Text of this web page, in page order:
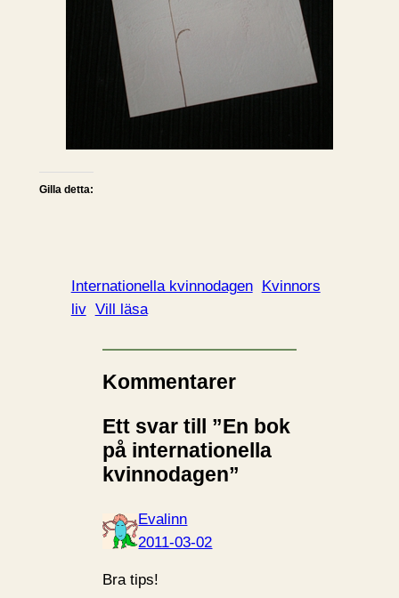
Gilla detta:
Internationella kvinnodagen Kvinnors
liv Vill läsa
Kommentarer
Ett svar till ”En bok
på internationella
kvinnodagen”
Evalinn
2011-03-02
Bra tips!